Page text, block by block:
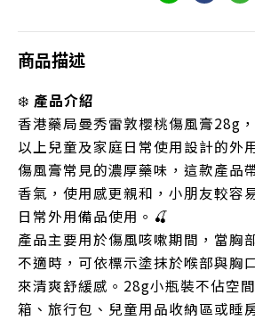
商品描述
❄️ 產品介紹
香港藥局曼秀雷敦櫻桃傷風膏28g
以上兒童及家庭日常使用設計的外
傷風膏常見的濃厚藥味，這款產品
香氣，使用感更親和，小朋友較容
日常外用備品使用。🍒
產品主要用於傷風咳嗽期間，當胸
不適時，可依標示塗抹於喉部與胸
來清爽舒緩感。28g小瓶裝不佔空
箱、旅行包、兒童用品收納區或睡